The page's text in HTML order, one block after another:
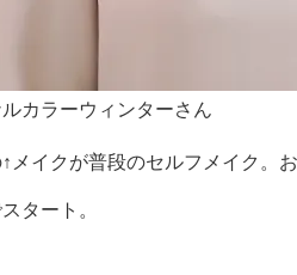
カラーウィンターさん
メイクが普段のセルフメイク。
タート。